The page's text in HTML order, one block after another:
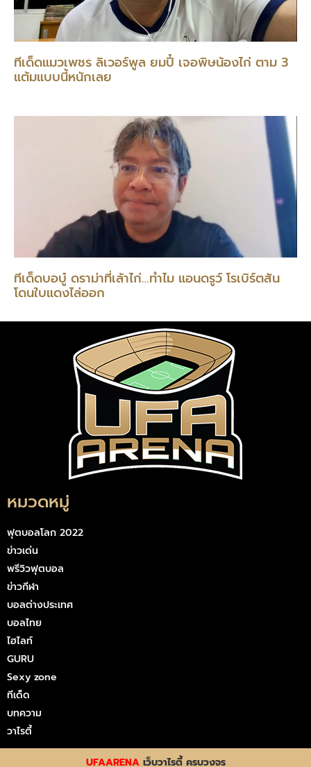
ทีเด็ดแมวเพชร ลิเวอร์พูล ยมปี๋ เจอพิษน้องไก่ ตาม 3
แต้มแบบนี้หนักเลย
ทีเด็ดบอบู๋ ดราม่าที่เล้าไก่…ทำไม แอนดรูว์ โรเบิร์ตสัน
โดนใบแดงไล่ออก
หมวดหมู่
ฟุตบอลโลก 2022
ข่าวเด่น
พรีวิวฟุตบอล
ข่าวกีฬา
บอลต่างประเทศ
บอลไทย
ไฮไลท์
GURU
Sexy zone
ทีเด็ด
บทความ
วาไรตี้
UFAARENAเว็บวาไรตี้ ครบวงจร